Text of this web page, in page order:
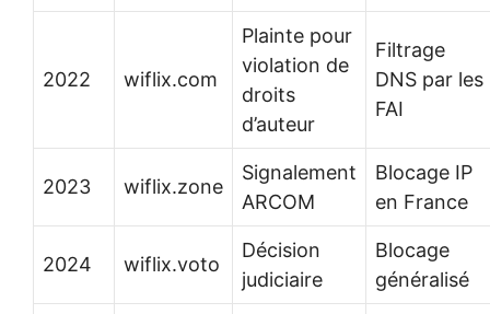
2022 wiflix.com
Plainte pour
violation de
droits
d’auteur
Filtrage
DNS par les
FAI
2023 wiflix.zone
Signalement
ARCOM
Blocage IP
en France
2024 wiflix.voto
Décision
judiciaire
Blocage
généralisé